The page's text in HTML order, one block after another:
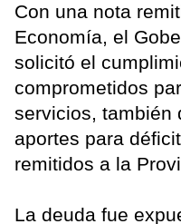
Con una nota
Economía, el
solicitó el
comprometidos
servicios, también
aportes para
remitidos a la
La deuda fue